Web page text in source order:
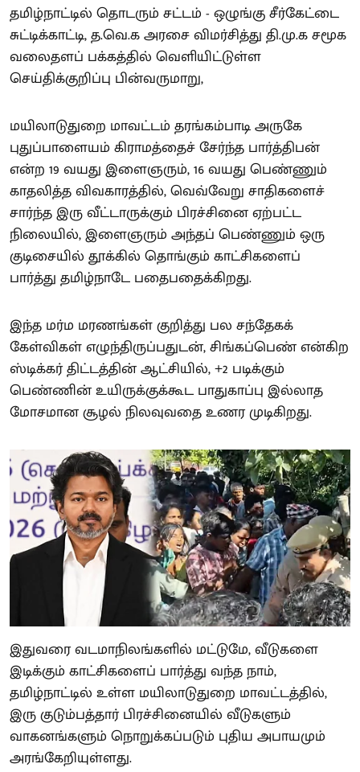
தமிழ்நாட்டில் தொடரும் சட்டம் - ஒழுங்கு சீர்கேட்டை
சுட்டிக்காட்டி, த.வெ.க அரசை விமர்சித்து தி.மு.க சமூக
வலைதளப் பக்கத்தில் வெளியிட்டுள்ள
செய்திக்குறிப்பு பின்வருமாறு,
மயிலாடுதுறை மாவட்டம் தரங்கம்பாடி அருகே
புதுப்பாளையம் கிராமத்தைச் சேர்ந்த பார்த்திபன்
என்ற 19 வயது இளைஞரும், 16 வயது பெண்ணும்
காதலித்த விவகாரத்தில், வெவ்வேறு சாதிகளைச்
சார்ந்த இரு வீட்டாருக்கும் பிரச்சினை ஏற்பட்ட
நிலையில், இளைஞரும் அந்தப் பெண்ணும் ஒரு
குடிசையில் தூக்கில் தொங்கும் காட்சிகளைப்
பார்த்து தமிழ்நாடே பதைபதைக்கிறது.
இந்த மர்ம மரணங்கள் குறித்து பல சந்தேகக்
கேள்விகள் எழுந்திருப்பதுடன், சிங்கப்பெண் என்கிற
ஸ்டிக்கர் திட்டத்தின் ஆட்சியில், +2 படிக்கும்
பெண்ணின் உயிருக்குக்கூட பாதுகாப்பு இல்லாத
மோசமான சூழல் நிலவுவதை உணர முடிகிறது.
இதுவரை வடமாநிலங்களில் மட்டுமே, வீடுகளை
இடிக்கும் காட்சிகளைப் பார்த்து வந்த நாம்,
தமிழ்நாட்டில் உள்ள மயிலாடுதுறை மாவட்டத்தில்,
இரு குடும்பத்தார் பிரச்சினையில் வீடுகளும்
வாகனங்களும் நொறுக்கப்படும் புதிய அபாயமும்
அரங்கேறியுள்ளது.